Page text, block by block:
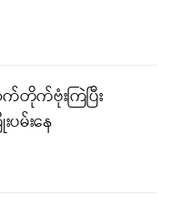
က်ဗုံးကြဲပြီး
ပမ်းနေ